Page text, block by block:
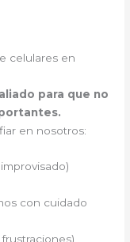
celulares en
para que no
en nosotros:
con cuidado